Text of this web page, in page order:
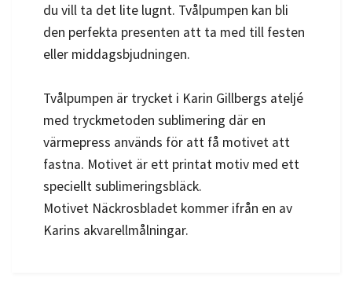
du vill ta det lite lugnt. Tvålpumpen kan bli
den perfekta presenten att ta med till festen
eller middagsbjudningen.
Tvålpumpen är trycket i Karin Gillbergs ateljé
med tryckmetoden sublimering där en
värmepress används för att få motivet att
fastna. Motivet är ett printat motiv med ett
speciellt sublimeringsbläck.
Motivet Näckrosbladet kommer ifrån en av
Karins akvarellmålningar.